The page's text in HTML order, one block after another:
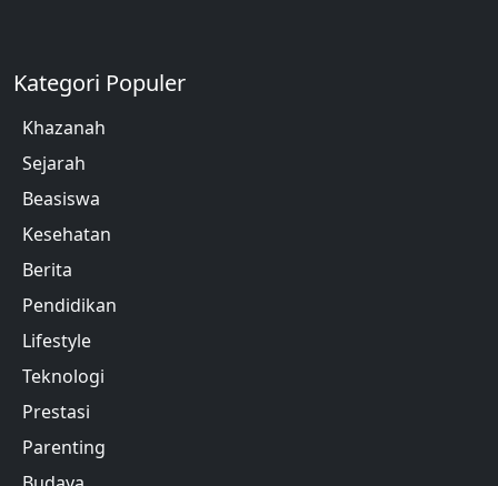
Kategori Populer
Khazanah
Sejarah
Beasiswa
Kesehatan
Berita
Pendidikan
Lifestyle
Teknologi
Prestasi
Parenting